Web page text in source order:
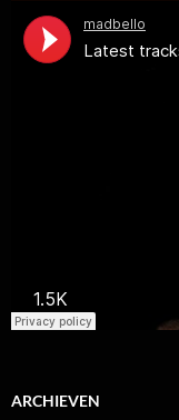
ARCHIEVEN